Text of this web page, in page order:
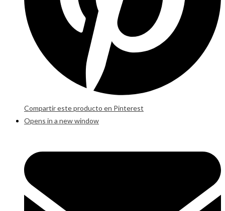
Compartir este producto en Pinterest
Opens in a new window